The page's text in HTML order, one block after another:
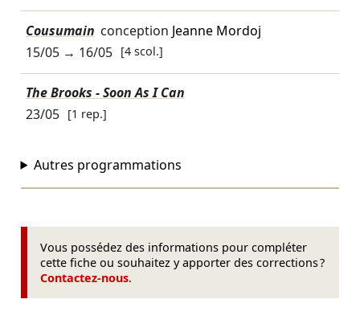
Cousumain conception Jeanne Mordoj
15/05→ 16/05 [4 scol.]
The Brooks - Soon As I Can
23/05 [1 rep.]
Autres programmations
Vous possédez des informations pour compléter
cette fiche ou souhaitez y apporter des corrections ?
Contactez-nous.